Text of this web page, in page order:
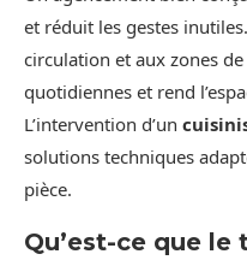
et réduit les gestes
circulation et aux zones
quotidiennes et rend
L’intervention d’un
solutions techniques
pièce.
Qu’est-ce que le